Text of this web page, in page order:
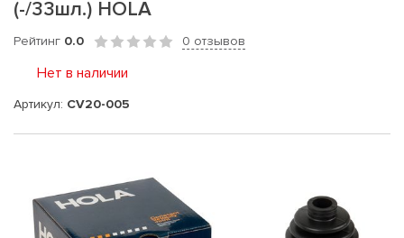
(-/33шл.) HOLA
Рейтинг 0.0 0 отзывов
Нет в наличии
Артикул: CV20-005